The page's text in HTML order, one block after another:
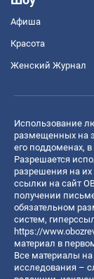
Афиша
Красота
Женский Журнал
Использование
размещенных на
его поддоменах,
Разрешается
разрешения на
ссылки на сайт
получении
обязательном
систем,
https://
материал в
Все материалы на
исследования –